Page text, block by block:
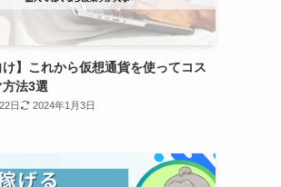
け】これから仮想通貨を使ってコス
法3選
日 2024年1月3日